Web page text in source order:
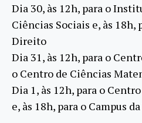
Dia 30, às 12h, para o
Ciências Sociais e, às 18h,
Direito
Dia 31, às 12h, para o
o Centro de Ciências
Dia 1, às 12h, para o
e, às 18h, para o Campus